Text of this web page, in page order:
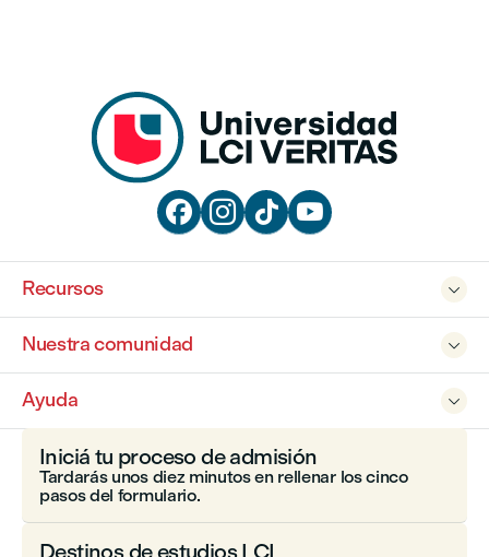
   

Recursos

Nuestra comunidad

Ayuda
Iniciá tu proceso de admisión
Tardarás unos diez minutos en rellenar los cinco
pasos del formulario.